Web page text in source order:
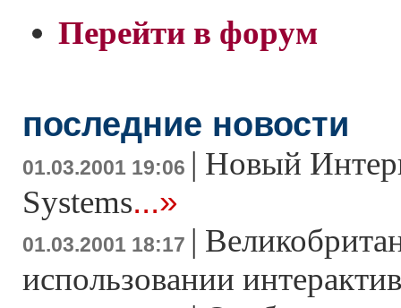
Перейти в форум
последние новости
01.03.2001 19:06 | Новый
Systems...»
01.03.2001 18:17 |
использовании